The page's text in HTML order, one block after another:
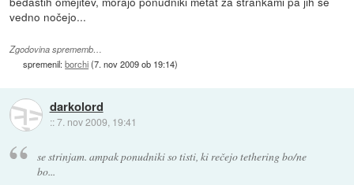
vedno nočejo...
Zgodovina sprememb…
spremenil:borchi(7. nov 2009 ob 19:14)
darkolord
::7. nov 2009, 19:41
se strinjam. ampak ponudniki so tisti, ki rečejo tethering bo/ne
bo...